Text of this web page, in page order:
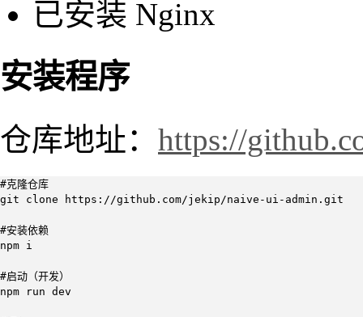
已安装 Nginx
安装程序
仓库地址： https://
#克隆仓库
git clone https://github.com/jekip/naive-ui-admin.git
#安装依赖
npm i
#启动（开发）
npm run dev